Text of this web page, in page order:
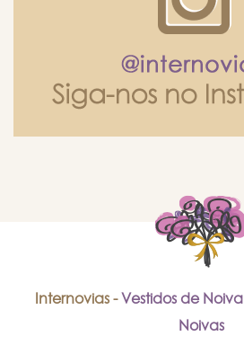
Internovias - Vestidos de Noiva
Noivas